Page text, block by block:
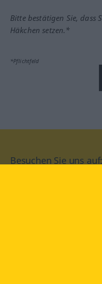
Bitte bestätigen Sie, dass
Häkchen setzen.*
*Pflichtfeld
Besuchen Sie uns auf: